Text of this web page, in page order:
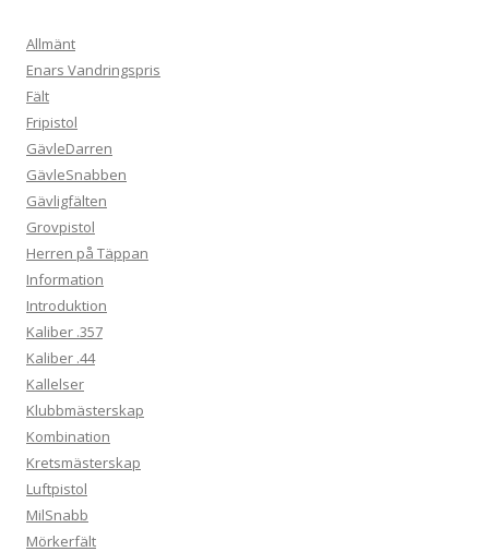
Allmänt
Enars Vandringspris
Fält
Fripistol
GävleDarren
GävleSnabben
Gävligfälten
Grovpistol
Herren på Täppan
Information
Introduktion
Kaliber .357
Kaliber .44
Kallelser
Klubbmästerskap
Kombination
Kretsmästerskap
Luftpistol
MilSnabb
Mörkerfält